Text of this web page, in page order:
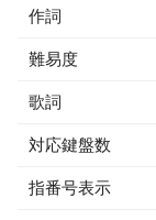
作詞
難易度
歌詞
対応鍵盤数
指番号表示